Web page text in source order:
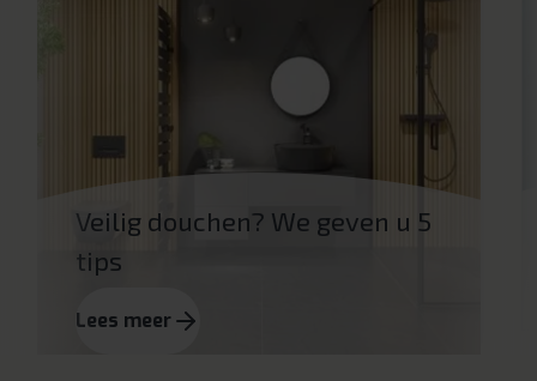
Veilig douchen? We geven u 5
tips
Lees meer